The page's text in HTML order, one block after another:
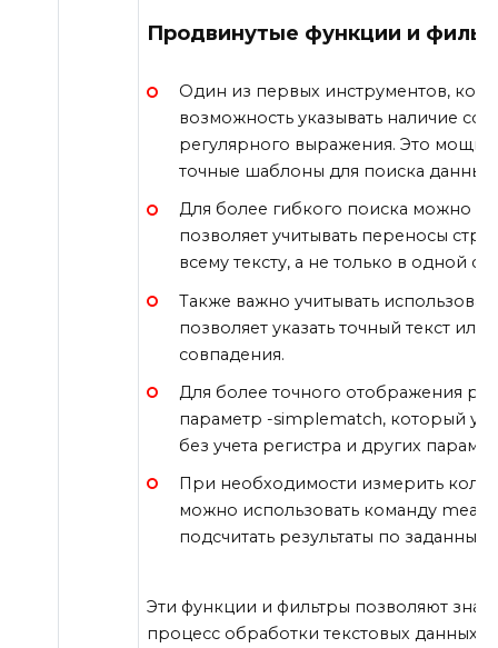
Продвинутые функции и
Один из первых инструментов,
возможность указывать наличие
регулярного выражения. Это
точные шаблоны для поиска данных
Для более гибкого поиска можно
позволяет учитывать переносы
всему тексту, а не только в одной
Также важно учитывать
позволяет указать точный текст
совпадения.
Для более точного отображения
параметр -simplematch, который
без учета регистра и других
При необходимости измерить
можно использовать команду
подсчитать результаты по заданным
Эти функции и фильтры позволяют
процесс обработки текстовых данных